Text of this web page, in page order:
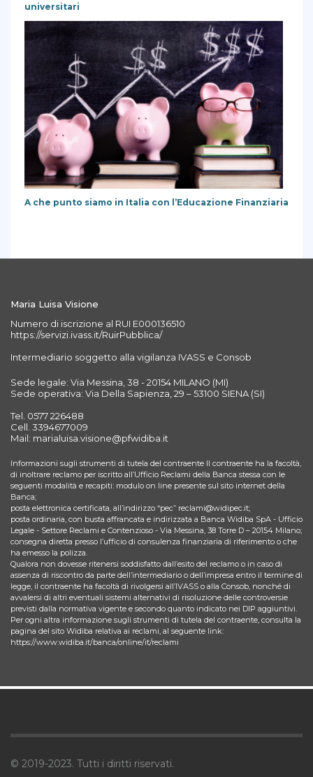
universitari
A che punto siamo in Italia con l’Educazione Finanziaria
Maria Luisa Visione
Numero di iscrizione al RUI E000136510
https://servizi.ivass.it/RuirPubblica/
Intermediario soggetto alla vigilanza IVASS e Consob
Sede legale: Via Messina, 38 - 20154 MILANO (MI)
Sede operativa: Via Della Sapienza, 29 – 53100 SIENA (SI)
Tel. 0577 226488
Cell. 3394677009
Mail: marialuisa.visione@pfwidiba.it
Informazioni sugli strumenti di tutela del contraente Il contraente ha la facoltà,
di inoltrare reclamo per iscritto all’Ufficio Reclami della Banca stessa con le
seguenti modalità e recapiti: modulo on line presente sul sito internet della
Banca;
posta elettronica certificata, all’indirizzo “pec” reclami@widipec.it;
posta ordinaria, con busta affrancata e indirizzata a Banca Widiba SpA - Ufficio
Legale - Settore Reclami e Contenzioso - Via Messina, 38 Torre D – 20154 Milano;
consegna diretta presso l’ufficio di consulenza finanziaria di riferimento o che
ha emesso la polizza.
Qualora non dovesse ritenersi soddisfatto dall’esito del reclamo o in caso di
assenza di riscontro da parte dell’intermediario o dell’impresa entro il termine di
legge, il contraente ha facoltà di rivolgersi all’IVASS o alla Consob, nonché di
avvalersi di altri eventuali sistemi alternativi di risoluzione delle controversie
previsti dalla normativa vigente e secondo quanto indicato nei DIP aggiuntivi.
Per ogni altra informazione sugli strumenti di tutela del contraente, consulta la
pagina del sito Widiba relativa ai reclami, al seguente link:
https://www.widiba.it/banca/online/it/reclami
© 2019-2023. Tutti i diritti riservati.